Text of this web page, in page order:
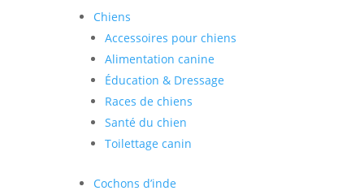
Chiens
Accessoires pour chiens
Alimentation canine
Éducation & Dressage
Races de chiens
Santé du chien
Toilettage canin
Cochons d’inde